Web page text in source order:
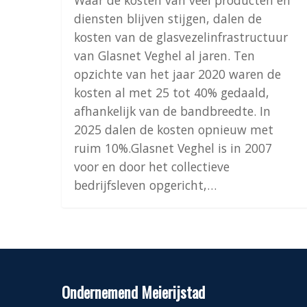
diensten blijven stijgen, dalen de
kosten van de glasvezelinfrastructuur
van Glasnet Veghel al jaren. Ten
opzichte van het jaar 2020 waren de
kosten al met 25 tot 40% gedaald,
afhankelijk van de bandbreedte. In
2025 dalen de kosten opnieuw met
ruim 10%.Glasnet Veghel is in 2007
voor en door het collectieve
bedrijfsleven opgericht,…
Ondernemend Meierijstad